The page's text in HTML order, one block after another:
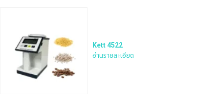
Kett 4522
อ่านรายละเอียด